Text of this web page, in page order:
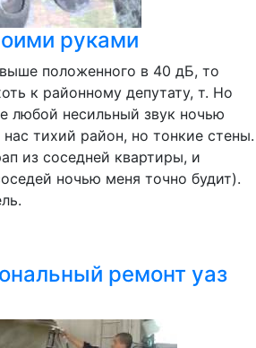
руками
положенного в 40 дБ, то
к районному депутату, т. Но
любой несильный звук ночью
тихий район, но тонкие стены.
из соседней квартиры, и
ночью меня точно будит).
ремонт уаз